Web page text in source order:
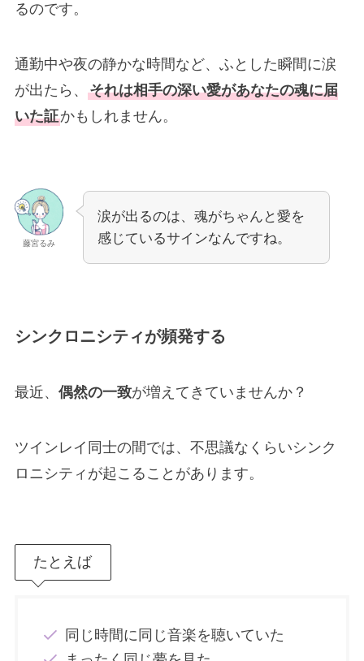
るのです。
通勤中や夜の静かな時間など、ふとした瞬間に涙
が出たら、 それは相手の深い愛があなたの魂に届
いた証かもしれません。
藤宮るみ
涙が出るのは、魂がちゃんと愛を
感じているサインなんですね。
シンクロニシティが頻発する
最近、 偶然の一致が増えてきていませんか？
ツインレイ同士の間では、不思議なくらいシンク
ロニシティが起こることがあります。
たとえば
同じ時間に同じ音楽を聴いていた